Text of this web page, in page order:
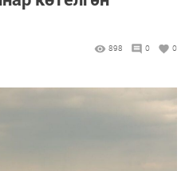
898 0 0